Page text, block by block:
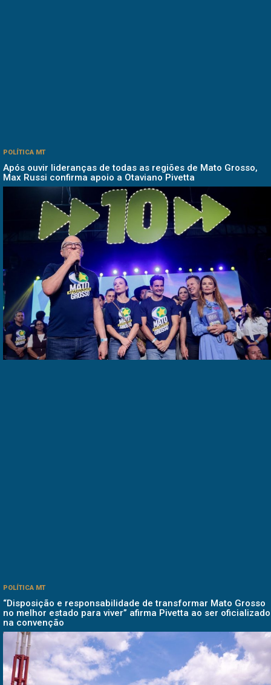
POLÍTICA MT
Após ouvir lideranças de todas as regiões de Mato Grosso,
Max Russi confirma apoio a Otaviano Pivetta
POLÍTICA MT
“Disposição e responsabilidade de transformar Mato Grosso
no melhor estado para viver” afirma Pivetta ao ser oficializado
na convenção